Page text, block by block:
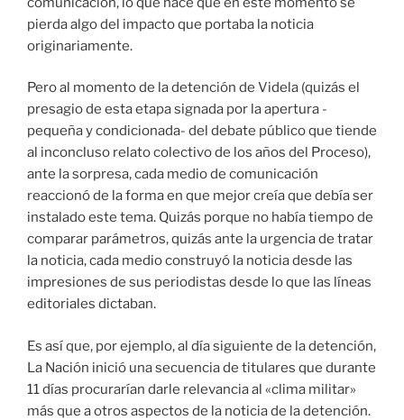
pierda algo del impacto que portaba la noticia
originariamente.
Pero al momento de la detención de Videla (quizás el
presagio de esta etapa signada por la apertura -
pequeña y condicionada- del debate público que tiende
al inconcluso relato colectivo de los años del Proceso),
ante la sorpresa, cada medio de comunicación
reaccionó de la forma en que mejor creía que debía ser
instalado este tema. Quizás porque no había tiempo de
comparar parámetros, quizás ante la urgencia de tratar
la noticia, cada medio construyó la noticia desde las
impresiones de sus periodistas desde lo que las líneas
editoriales dictaban.
Es así que, por ejemplo, al día siguiente de la detención,
La Nación inició una secuencia de titulares que durante
11 días procurarían darle relevancia al «clima militar»
más que a otros aspectos de la noticia de la detención.